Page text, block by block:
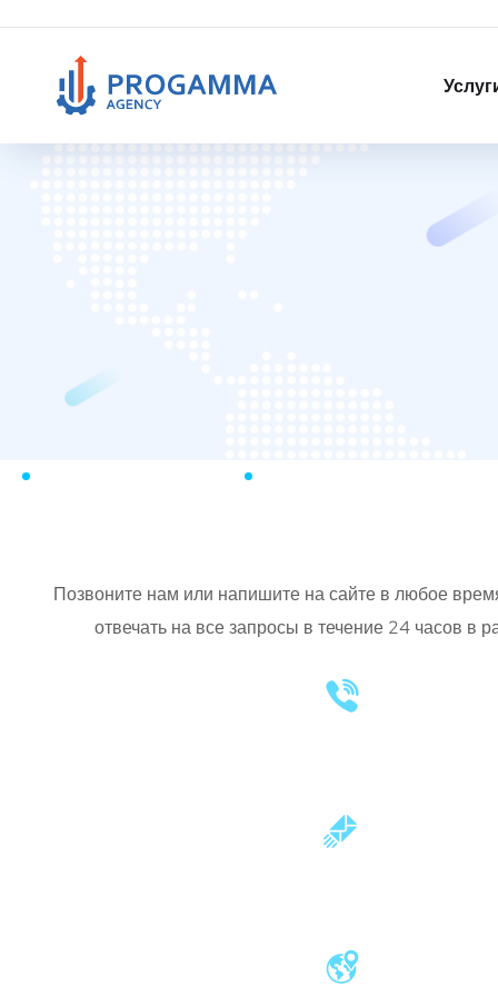
Позвоните нам или напишите на сайте в любое
отвечать на все запросы в течение 24 часов в